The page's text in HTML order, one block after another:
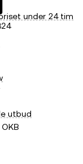
under 24 tim
utbud